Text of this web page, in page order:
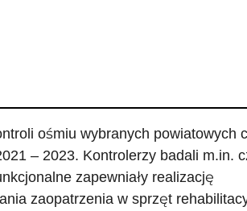
ośmiu wybranych powiatowych
– 2023. Kontrolerzy badali m.in.
zapewniały realizację
zaopatrzenia w sprzęt